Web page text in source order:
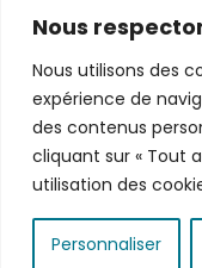
Nous
Nous utilisons des
expérience de
des contenus
cliquant sur « Tout
utilisation des
Personnaliser
Nous
!
Votre email